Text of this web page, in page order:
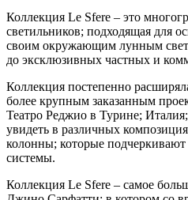
Коллекция Le Sfere – это
светильников; подходящая для
своим окружающим лунным
до эксклюзивных частных и
Коллекция постепенно
более крупным заказанным
Театро Реджио в Турине;
увидеть в различных
колонны; которые подчеркивают
системы.
Коллекция Le Sfere – самое